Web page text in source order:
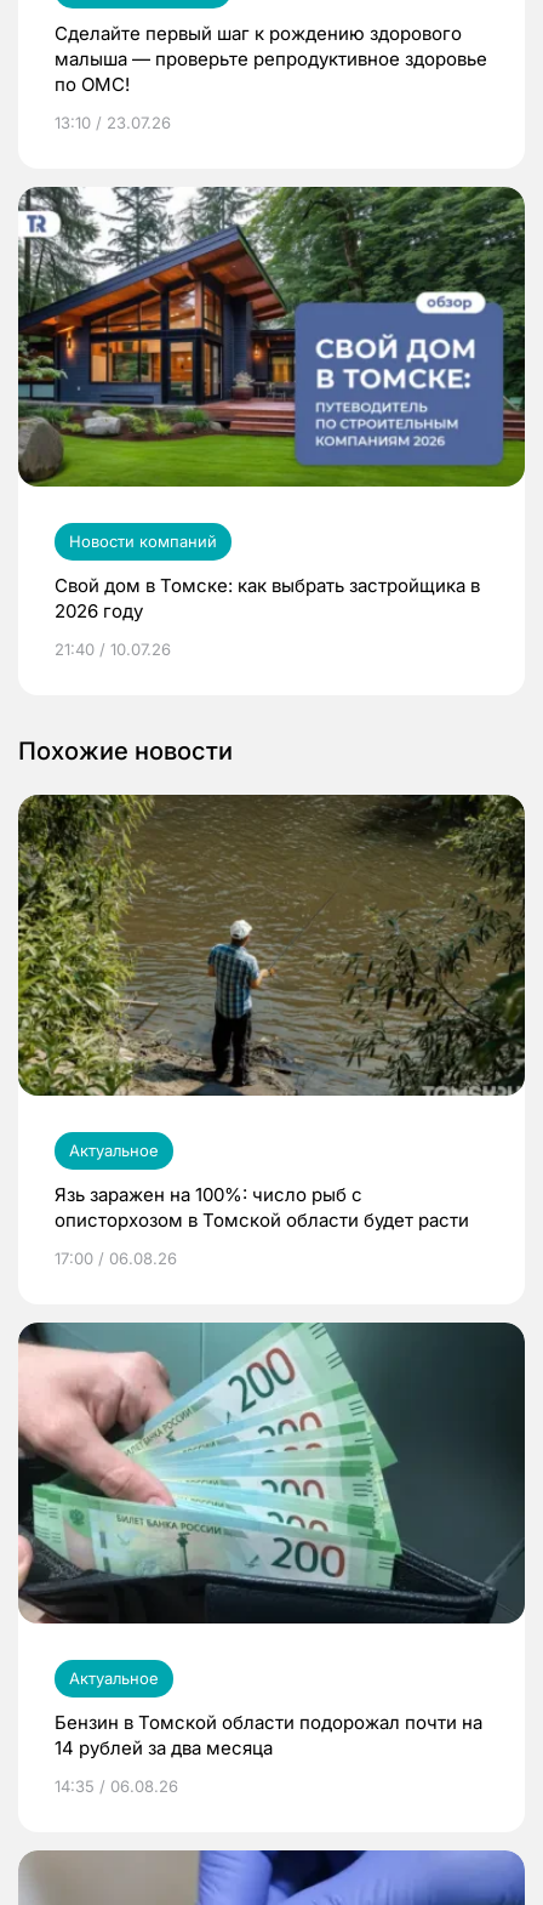
Сделайте первый шаг к рождению здорового
малыша — проверьте репродуктивное здоровье
по ОМС!
13:10 / 23.07.26
Новости компаний
Свой дом в Томске: как выбрать застройщика в
2026 году
21:40 / 10.07.26
Похожие новости
Актуальное
Язь заражен на 100%: число рыб с
описторхозом в Томской области будет расти
17:00 / 06.08.26
Актуальное
Бензин в Томской области подорожал почти на
14 рублей за два месяца
14:35 / 06.08.26